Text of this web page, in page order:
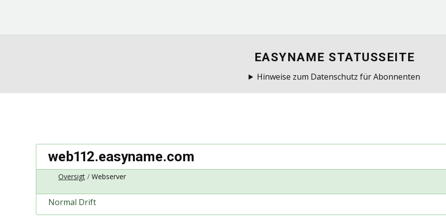
EASYNAME STATUSSEITE
Hinweise zum Datenschutz für Abonnenten
web112.easyname.com
Oversigt Webserver
Normal Drift